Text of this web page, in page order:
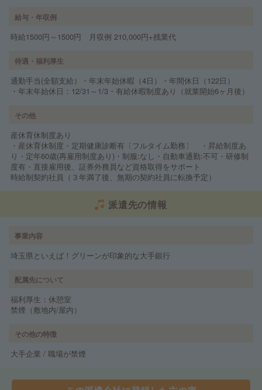
給与・年収例
時給1500円～1500円 月収例 210,000円+残業代
待遇・福利厚生
通勤手当(全額支給）・年末年始休暇（4日）・年間休日（122日）
・年末年始休日：12/31～1/3・有給休暇制度あり（就業開始6ヶ月後）
その他
産休育休制度あり
・産休育休制度・定期健康診断有〔フルタイム勤務〕 ・昇給制度あ
り・定年60歳(再雇用制度あり)・制服:なし・自動車通勤:不可・研修制
度有・直接雇用後、証券外務員など資格取得をサポート
時給制契約社員（３年満了後、無期の契約社員に転換予定）
派遣先の情報
事業内容
埼玉県といえば！グリーンが印象的な大手銀行
配属先について
福利厚生：休憩室
禁煙（敷地内/屋内）
その他の特徴
大手企業 / 職場が禁煙